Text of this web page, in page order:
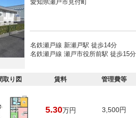
愛知県瀬戸市見付町
名鉄瀬戸線 新瀬戸駅 徒歩14分
名鉄瀬戸線 瀬戸市役所前駅 徒歩15分
取り図 賃料 管理費等
5.30万円 3,500円